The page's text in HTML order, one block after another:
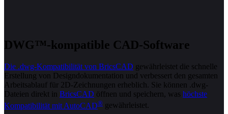
DWG™-kompatible CAD-Software
Die .dwg-Kompatibilität von BricsCAD gewährleistet die schnelle
Erstellung von Designdokumentation und verbessert den gesamten
Arbeitsablauf für 2D-Zeichnungen erheblich. Sie können .dwg-
Dateien direkt in BricsCAD öffnen und speichern, was höchste
Kompatibilität mit AutoCAD® gewährleistet.